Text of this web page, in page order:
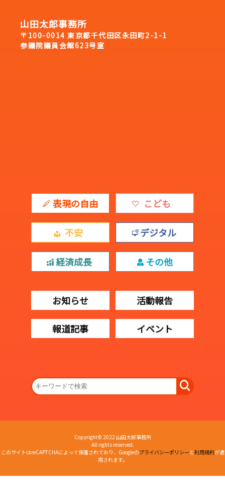
山田太郎事務所
〒100-0014 東京都千代田区永田町2-1-1
参議院議員会館623号室
表現の自由 こども
不安 デジタル
経済成長 その他
お知らせ 活動報告
報道記事 イベント
Copyright© 2022 山田太郎事務所
All rights reserved.
このサイトはreCAPTCHAによって保護されており、Googleのプライバシーポリシー と利用規約が適
用されます。